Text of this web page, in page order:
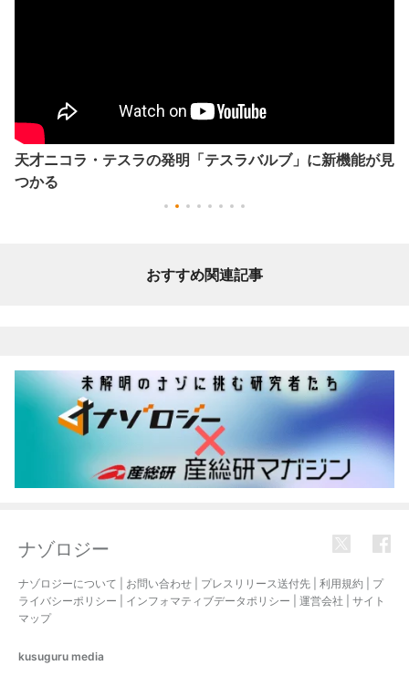
天才ニコラ・テスラの発明「テスラバルブ」に新機能が見
つかる
おすすめ関連記事
ナゾロジー
ナゾロジーについて お問い合わせ プレスリリース送付先 利用規約
プ
ライバシーポリシー
インフォマティブデータポリシー 運営会社
サイト
マップ
kusuguru media